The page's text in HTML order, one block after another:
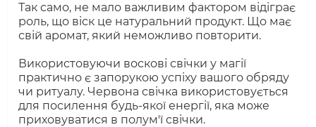
Так само, не мало важливим фактором відіграє
роль, що віск це натуральний продукт. Що має
свій аромат, який неможливо повторити.
Використовуючи воскові свічки у магії
практично є запорукою успіху вашого обряду
чи ритуалу. Червона свічка використовується
для посилення будь-якої енергії, яка може
приховуватися в полум'ї свічки.